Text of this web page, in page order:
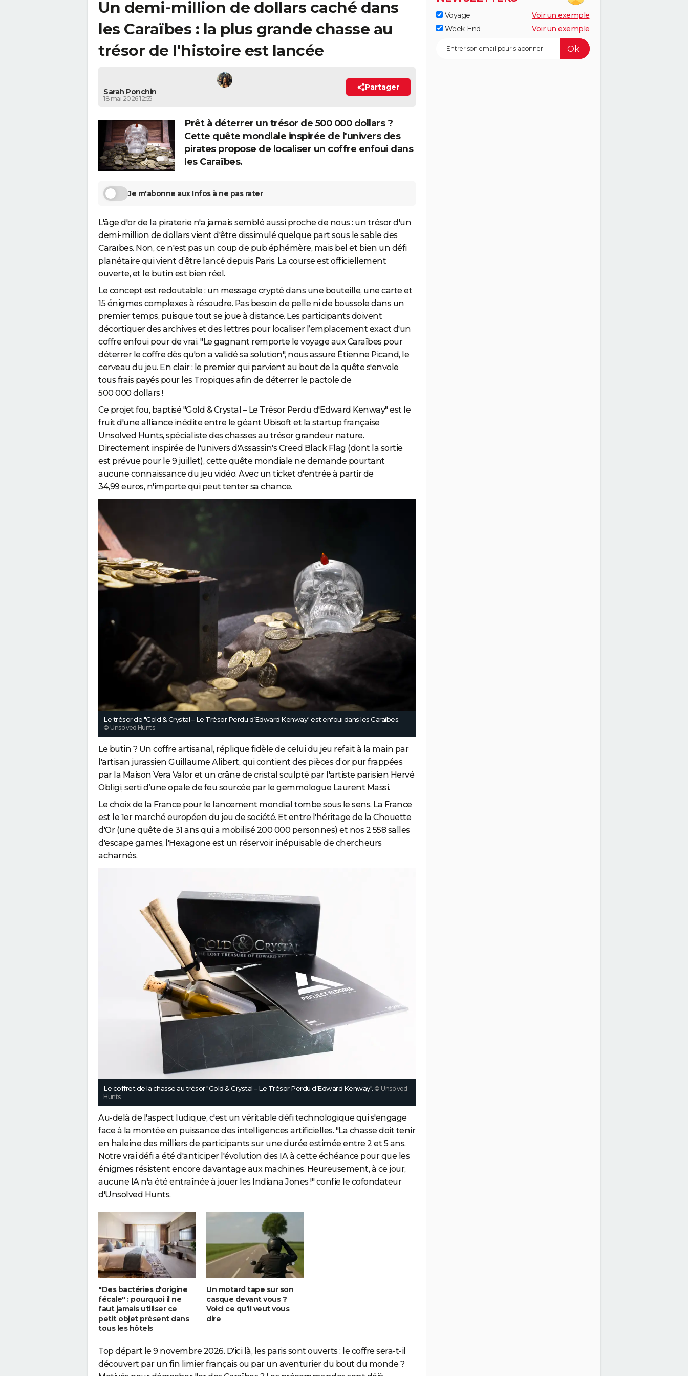
Un demi-million de dollars caché dans
les Caraïbes : la plus grande chasse au
trésor de l'histoire est lancée
Sarah Ponchin
18 mai 2026 12:55
Partager
Prêt à déterrer un trésor de 500 000 dollars ?
Cette quête mondiale inspirée de l'univers des
pirates propose de localiser un coffre enfoui dans
les Caraïbes.
Je m'abonne aux Infos à ne pas rater
L'âge d'or de la piraterie n'a jamais semblé aussi proche de nous : un trésor d'un
demi-million de dollars vient d'être dissimulé quelque part sous le sable des
Caraïbes. Non, ce n'est pas un coup de pub éphémère, mais bel et bien un défi
planétaire qui vient d’être lancé depuis Paris. La course est officiellement
ouverte, et le butin est bien réel.
Le concept est redoutable : un message crypté dans une bouteille, une carte et
15 énigmes complexes à résoudre. Pas besoin de pelle ni de boussole dans un
premier temps, puisque tout se joue à distance. Les participants doivent
décortiquer des archives et des lettres pour localiser l’emplacement exact d'un
coffre enfoui pour de vrai. "Le gagnant remporte le voyage aux Caraïbes pour
déterrer le coffre dès qu'on a validé sa solution", nous assure Étienne Picand, le
cerveau du jeu. En clair : le premier qui parvient au bout de la quête s'envole
tous frais payés pour les Tropiques afin de déterrer le pactole de
500 000 dollars !
Ce projet fou, baptisé "Gold & Crystal – Le Trésor Perdu d'Edward Kenway" est le
fruit d'une alliance inédite entre le géant Ubisoft et la startup française
Unsolved Hunts, spécialiste des chasses au trésor grandeur nature.
Directement inspirée de l'univers d'Assassin's Creed Black Flag (dont la sortie
est prévue pour le 9 juillet), cette quête mondiale ne demande pourtant
aucune connaissance du jeu vidéo. Avec un ticket d'entrée à partir de
34,99 euros, n'importe qui peut tenter sa chance.
Le trésor de "Gold & Crystal – Le Trésor Perdu d’Edward Kenway" est enfoui dans les Caraïbes.
© Unsolved Hunts
Le butin ? Un coffre artisanal, réplique fidèle de celui du jeu refait à la main par
l'artisan jurassien Guillaume Alibert, qui contient des pièces d’or pur frappées
par la Maison Vera Valor et un crâne de cristal sculpté par l'artiste parisien Hervé
Obligi, serti d’une opale de feu sourcée par le gemmologue Laurent Massi.
Le choix de la France pour le lancement mondial tombe sous le sens. La France
est le 1er marché européen du jeu de société. Et entre l'héritage de la Chouette
d'Or (une quête de 31 ans qui a mobilisé 200 000 personnes) et nos 2 558 salles
d'escape games, l'Hexagone est un réservoir inépuisable de chercheurs
acharnés.
Le coffret de la chasse au trésor "Gold & Crystal – Le Trésor Perdu d’Edward Kenway". © Unsolved
Hunts
Au-delà de l'aspect ludique, c'est un véritable défi technologique qui s'engage
face à la montée en puissance des intelligences artificielles. "La chasse doit tenir
en haleine des milliers de participants sur une durée estimée entre 2 et 5 ans.
Notre vrai défi a été d'anticiper l'évolution des IA à cette échéance pour que les
énigmes résistent encore davantage aux machines. Heureusement, à ce jour,
aucune IA n'a été entraînée à jouer les Indiana Jones !" confie le cofondateur
d'Unsolved Hunts.
"Des bactéries d'origine
fécale" : pourquoi il ne
faut jamais utiliser ce
petit objet présent dans
tous les hôtels
Un motard tape sur son
casque devant vous ?
Voici ce qu'il veut vous
dire
Top départ le 9 novembre 2026. D'ici là, les paris sont ouverts : le coffre sera-t-il
découvert par un fin limier français ou par un aventurier du bout du monde ?
Voyage
Voir un exemple
Week-End
Voir un exemple